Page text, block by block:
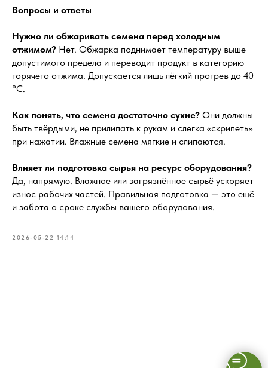
Вопросы и ответы
Нужно ли обжаривать семена перед холодным
отжимом? Нет. Обжарка поднимает температуру выше
допустимого предела и переводит продукт в категорию
горячего отжима. Допускается лишь лёгкий прогрев до 40
°C.
Как понять, что семена достаточно сухие? Они должны
быть твёрдыми, не прилипать к рукам и слегка «скрипеть»
при нажатии. Влажные семена мягкие и слипаются.
Влияет ли подготовка сырья на ресурс оборудования?
Да, напрямую. Влажное или загрязнённое сырьё ускоряет
износ рабочих частей. Правильная подготовка — это ещё
и забота о сроке службы вашего оборудования.
2026-05-22 14:14